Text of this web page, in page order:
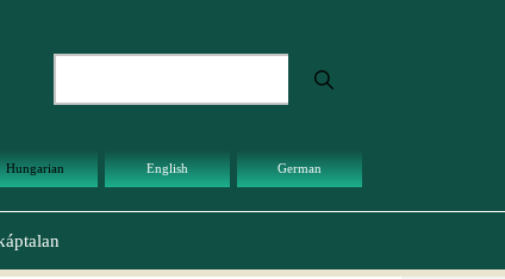
Hungarian English German